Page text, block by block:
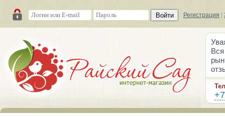
Войти Регистрация